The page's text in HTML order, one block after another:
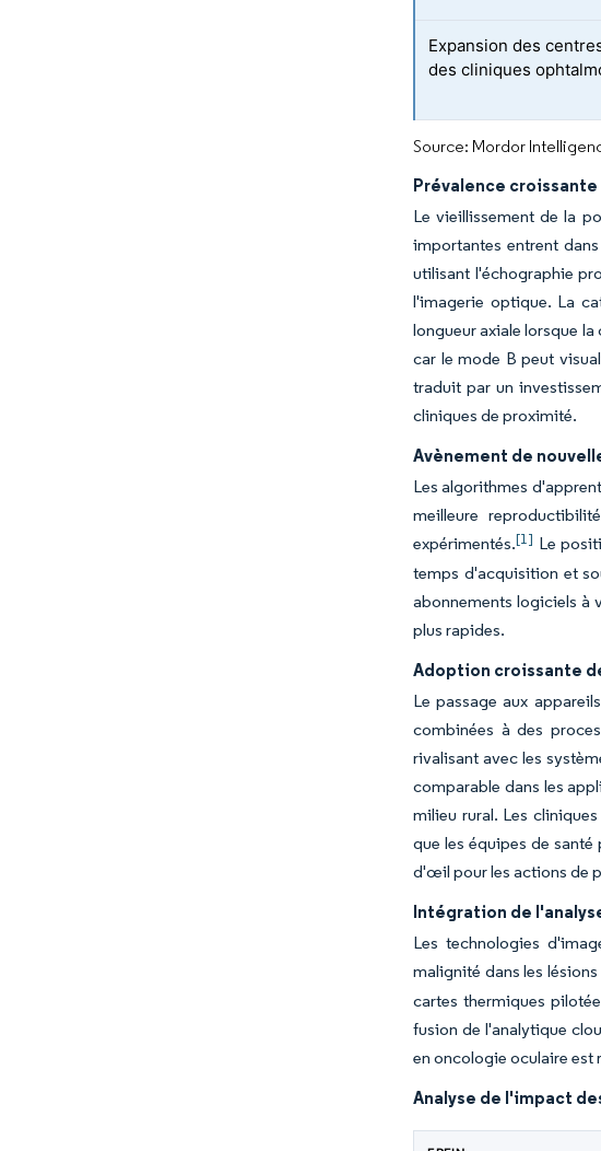
Expansion des
des cliniques
Source: Mordor
Prévalence
Le vieillissement de la
importantes entrent
utilisant l'échographie
l'imagerie optique. La
longueur axiale lorsque
car le mode B peut
traduit par un
cliniques de proximité.
Avènement de
Les algorithmes
meilleure
expérimentés.[1] Le
temps d'acquisition et
abonnements logiciels à
plus rapides.
Adoption croissante
Le passage aux
combinées à des
rivalisant avec les
comparable dans les
milieu rural. Les
que les équipes de
d'œil pour les actions de
Intégration de
Les technologies
malignité dans les
cartes thermiques
fusion de l'analytique
en oncologie oculaire est
Analyse de l'impact